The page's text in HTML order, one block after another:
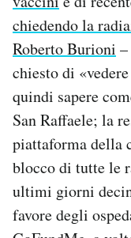
chiedendo la
Roberto Burioni
chiesto di
quindi sapere
San Raffaele; la
piattaforma della
blocco di tutte le
ultimi giorni
favore degli